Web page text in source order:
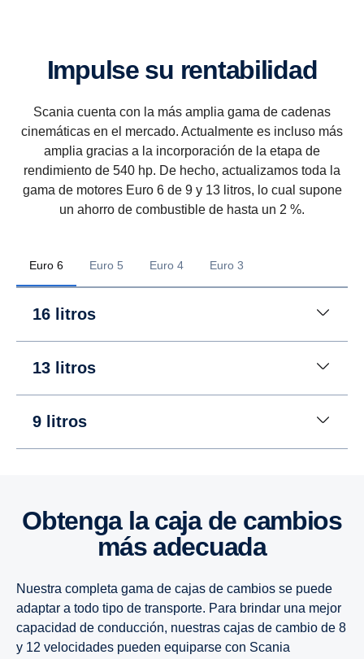
Impulse su rentabilidad
Scania cuenta con la más amplia gama de cadenas
cinemáticas en el mercado. Actualmente es incluso más
amplia gracias a la incorporación de la etapa de
rendimiento de 540 hp. De hecho, actualizamos toda la
gama de motores Euro 6 de 9 y 13 litros, lo cual supone
un ahorro de combustible de hasta un 2 %.
Euro 6 Euro 5 Euro 4 Euro 3
16 litros
13 litros
9 litros
9 litros
9 litros
9 litros
Obtenga la caja de cambios
más adecuada
Nuestra completa gama de cajas de cambios se puede
adaptar a todo tipo de transporte. Para brindar una mejor
capacidad de conducción, nuestras cajas de cambio de 8
y 12 velocidades pueden equiparse con Scania